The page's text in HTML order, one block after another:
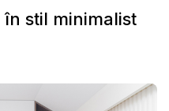
stil minimalist